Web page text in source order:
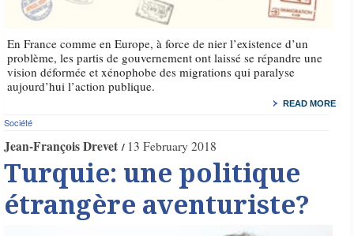
En France comme en Europe, à force de nier l’existence d’un
problème, les partis de gouvernement ont laissé se répandre une
vision déformée et xénophobe des migrations qui paralyse
aujourd’hui l’action publique.
READ MORE
Société
Jean-François Drevet 13 February 2018
Turquie: une politique
étrangère aventuriste?